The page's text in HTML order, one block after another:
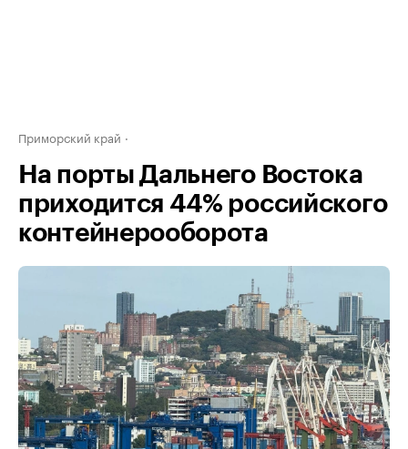
Приморский край
На порты Дальнего Востока
приходится 44% российского
контейнерооборота